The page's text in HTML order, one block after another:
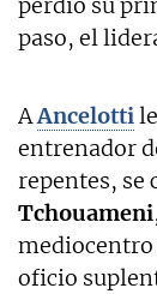
paso, el
AAncelotti
entrenador
repentes, se
Tchouameni
oficio